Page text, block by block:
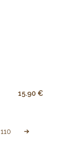
15.90 €
110